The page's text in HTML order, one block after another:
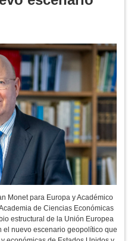
Monet para Europa y Académico
de Ciencias Económicas
estructural de la Unión Europea
el nuevo escenario geopolítico que